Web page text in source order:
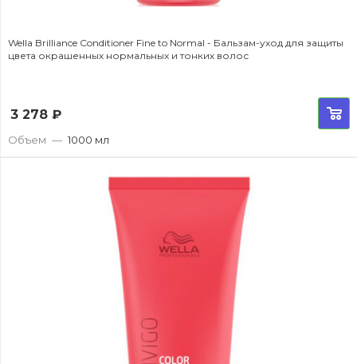
Wella Brilliance Conditioner Fine to Normal - Бальзам-уход для защиты
цвета окрашенных нормальных и тонких волос
3 278 ₽
Объем — 1000 мл